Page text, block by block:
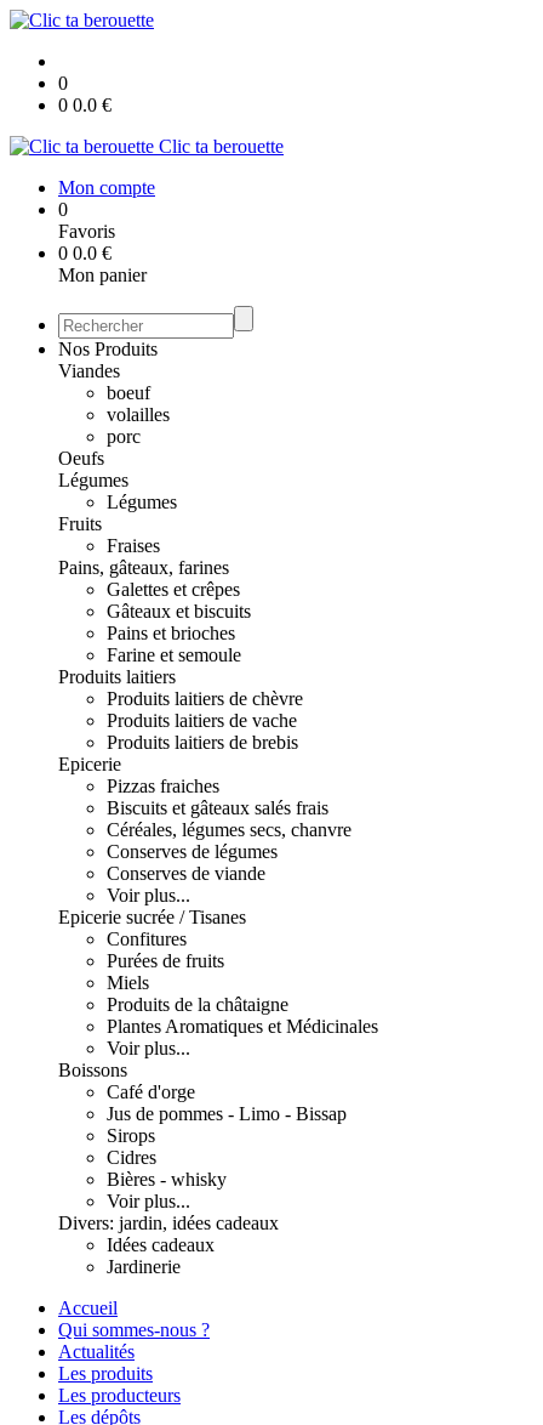
0
0 0.0 €
Clic ta berouette
Mon compte
0
Favoris
0 0.0 €
Mon panier
Nos Produits
Viandes
boeuf
volailles
porc
Oeufs
Légumes
Légumes
Fruits
Fraises
Pains, gâteaux, farines
Galettes et crêpes
Gâteaux et biscuits
Pains et brioches
Farine et semoule
Produits laitiers
Produits laitiers de chèvre
Produits laitiers de vache
Produits laitiers de brebis
Epicerie
Pizzas fraiches
Biscuits et gâteaux salés frais
Céréales, légumes secs, chanvre
Conserves de légumes
Conserves de viande
Voir plus...
Epicerie sucrée / Tisanes
Confitures
Purées de fruits
Miels
Produits de la châtaigne
Plantes Aromatiques et Médicinales
Voir plus...
Boissons
Café d'orge
Jus de pommes - Limo - Bissap
Sirops
Cidres
Bières - whisky
Voir plus...
Divers: jardin, idées cadeaux
Idées cadeaux
Jardinerie
Accueil
Qui sommes-nous ?
Actualités
Les produits
Les producteurs
Les dépôts